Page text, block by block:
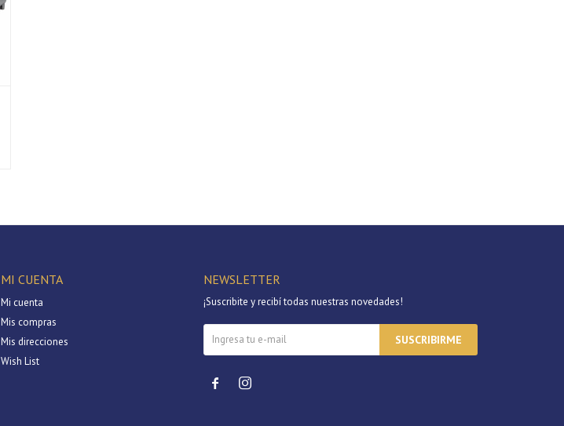
MI CUENTA
Mi cuenta
Mis compras
Mis direcciones
Wish List
NEWSLETTER
¡Suscribite y recibí todas nuestras novedades!
SUSCRIBIRME
 